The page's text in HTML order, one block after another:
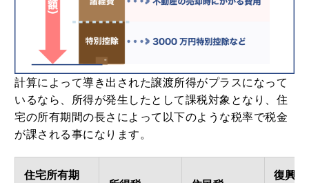
計算によって導き出された譲渡所得がプラスになって
いるなら、所得が発生したとして課税対象となり、住
宅の所有期間の長さによって以下のような税率で税金
が課される事になります。
住宅所有期
復興